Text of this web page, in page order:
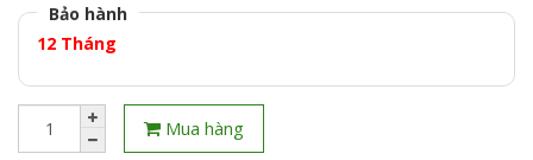
Bảo hành
12 Tháng
Mua hàng